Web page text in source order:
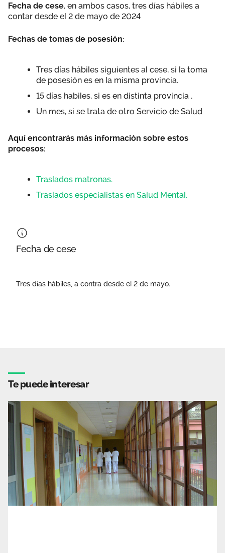
Fecha de cese, en ambos casos, tres días hábiles a
contar desde el 2 de mayo de 2024
Fechas de tomas de posesión:
Tres días hábiles siguientes al cese, si la toma
de posesión es en la misma provincia.
15 días habiles, si es en distinta provincia .
Un mes, si se trata de otro Servicio de Salud
Aquí encontrarás más información sobre estos
procesos:
Traslados matronas.
Traslados especialistas en Salud Mental.
Fecha de cese
Tres días hábiles, a contra desde el 2 de mayo.
Te puede interesar